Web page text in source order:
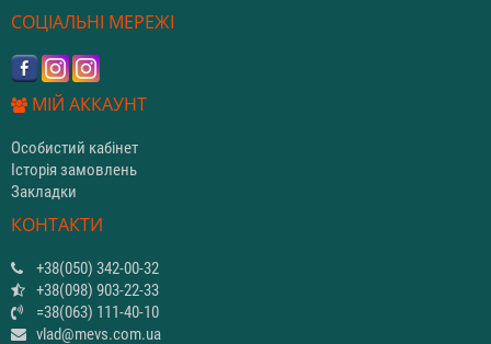
СОЦІАЛЬНІ МЕРЕЖІ
МІЙ АККАУНТ
Особистий кабінет
Історія замовлень
Закладки
КОНТАКТИ
+38(050) 342-00-32
+38(098) 903-22-33
=38(063) 111-40-10
vlad@mevs.com.ua